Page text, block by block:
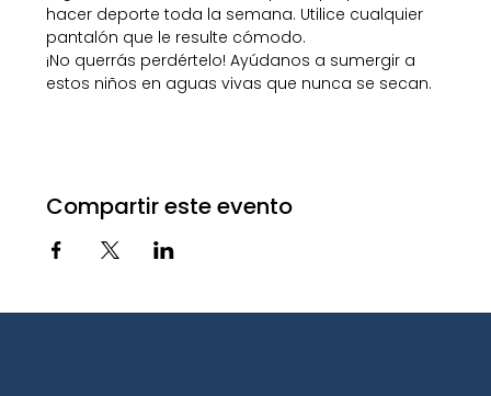
hacer deporte toda la semana. Utilice cualquier
pantalón que le resulte cómodo.
¡No querrás perdértelo! Ayúdanos a sumergir a
estos niños en aguas vivas que nunca se secan.
Compartir este evento